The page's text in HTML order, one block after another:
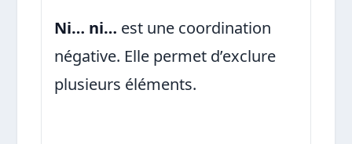
Ni… ni… est une coordination
négative. Elle permet d’exclure
plusieurs éléments.